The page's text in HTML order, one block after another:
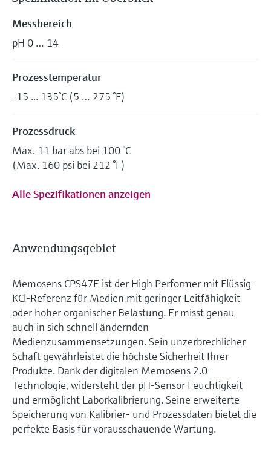
Messbereich
pH 0 … 14
Prozesstemperatur
-15 ... 135°C (5 … 275 °F)
Prozessdruck
Max. 11 bar abs bei 100 °C
(Max. 160 psi bei 212 °F)
Alle Spezifikationen anzeigen
Anwendungsgebiet
Memosens CPS47E ist der High Performer mit Flüssig-
KCl-Referenz für Medien mit geringer Leitfähigkeit
oder hoher organischer Belastung. Er misst genau
auch in sich schnell ändernden
Medienzusammensetzungen. Sein unzerbrechlicher
Schaft gewährleistet die höchste Sicherheit Ihrer
Produkte. Dank der digitalen Memosens 2.0-
Technologie, widersteht der pH-Sensor Feuchtigkeit
und ermöglicht Laborkalibrierung. Seine erweiterte
Speicherung von Kalibrier- und Prozessdaten bietet die
perfekte Basis für vorausschauende Wartung.